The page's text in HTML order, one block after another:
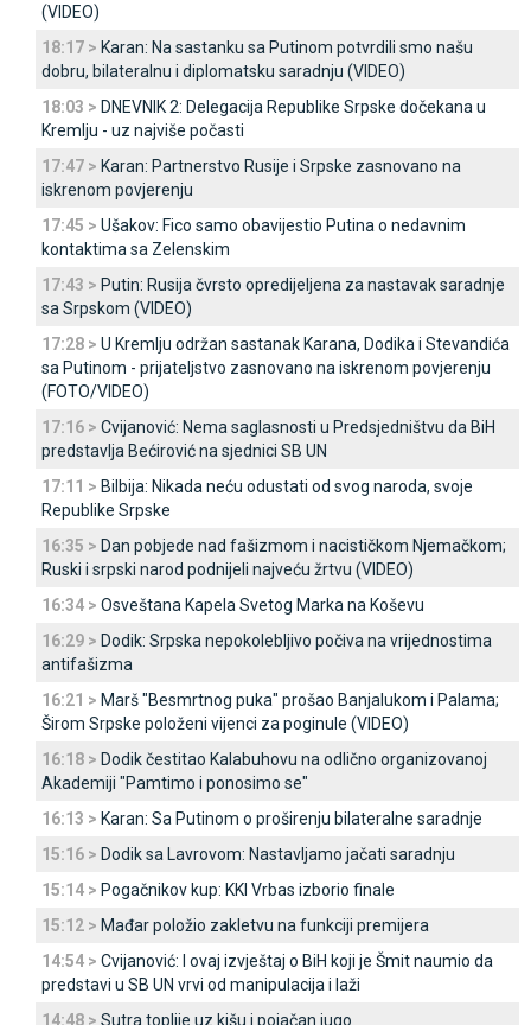
(VIDEO)
18:17 > Karan: Na sastanku sa Putinom potvrdili smo našu
dobru, bilateralnu i diplomatsku saradnju (VIDEO)
18:03 > DNEVNIK 2: Delegacija Republike Srpske dočekana u
Kremlju - uz najviše počasti
17:47 > Karan: Partnerstvo Rusije i Srpske zasnovano na
iskrenom povjerenju
17:45 > Ušakov: Fico samo obavijestio Putina o nedavnim
kontaktima sa Zelenskim
17:43 > Putin: Rusija čvrsto opredijeljena za nastavak saradnje
sa Srpskom (VIDEO)
17:28 > U Kremlju održan sastanak Karana, Dodika i Stevandića
sa Putinom - prijateljstvo zasnovano na iskrenom povjerenju
(FOTO/VIDEO)
17:16 > Cvijanović: Nema saglasnosti u Predsjedništvu da BiH
predstavlja Bećirović na sjednici SB UN
17:11 > Bilbija: Nikada neću odustati od svog naroda, svoje
Republike Srpske
16:35 > Dan pobjede nad fašizmom i nacističkom Njemačkom;
Ruski i srpski narod podnijeli najveću žrtvu (VIDEO)
16:34 > Osveštana Kapela Svetog Marka na Koševu
16:29 > Dodik: Srpska nepokolebljivo počiva na vrijednostima
antifašizma
16:21 > Marš "Besmrtnog puka" prošao Banjalukom i Palama;
Širom Srpske položeni vijenci za poginule (VIDEO)
16:18 > Dodik čestitao Kalabuhovu na odlično organizovanoj
Akademiji "Pamtimo i ponosimo se"
16:13 > Karan: Sa Putinom o proširenju bilateralne saradnje
15:16 > Dodik sa Lavrovom: Nastavljamo jačati saradnju
15:14 > Pogačnikov kup: KKI Vrbas izborio finale
15:12 > Mađar položio zakletvu na funkciji premijera
14:54 > Cvijanović: I ovaj izvještaj o BiH koji je Šmit naumio da
predstavi u SB UN vrvi od manipulacija i laži
14:48 > Sutra toplije uz kišu i pojačan jugo